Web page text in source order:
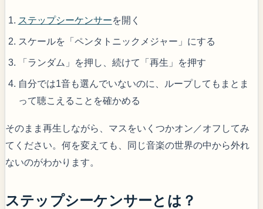
ステップシーケンサーを開く
スケールを「ペンタトニックメジャー」にする
「ランダム」を押し、続けて「再生」を押す
自分では1音も選んでいないのに、ループしてもまとま
って聴こえることを確かめる
そのまま再生しながら、マスをいくつかオン／オフしてみ
てください。何を変えても、同じ音楽の世界の中から外れ
ないのがわかります。
ステップシーケンサーとは？